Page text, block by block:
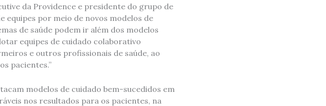
da Providence e presidente do grupo de
equipes por meio de novos modelos de
de saúde podem ir além dos modelos
equipes de cuidado colaborativo
e outros profissionais de saúde, ao
pacientes.”
modelos de cuidado bem-sucedidos em
​​nos resultados para os pacientes, na